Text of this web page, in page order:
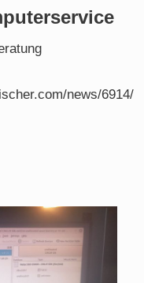
news/6914/